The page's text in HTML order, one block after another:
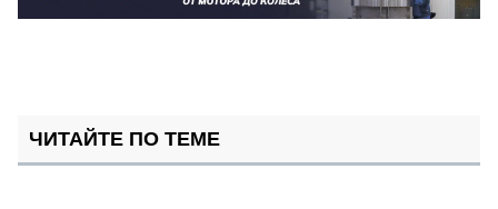
ЧИТАЙТЕ ПО ТЕМЕ